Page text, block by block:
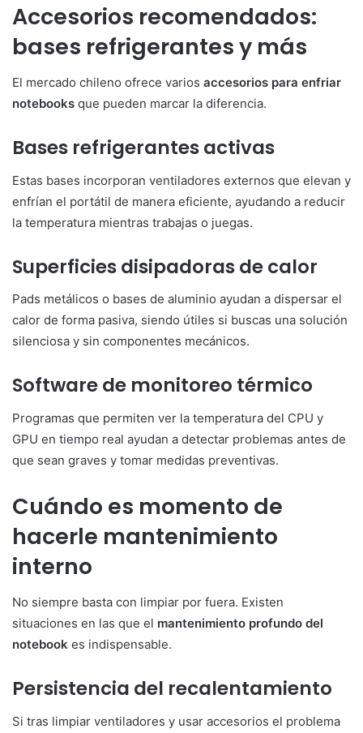
Accesorios recomendados:
bases refrigerantes y más
El mercado chileno ofrece varios accesorios para enfriar
notebooks que pueden marcar la diferencia.
Bases refrigerantes activas
Estas bases incorporan ventiladores externos que elevan y
enfrían el portátil de manera eficiente, ayudando a reducir
la temperatura mientras trabajas o juegas.
Superficies disipadoras de calor
Pads metálicos o bases de aluminio ayudan a dispersar el
calor de forma pasiva, siendo útiles si buscas una solución
silenciosa y sin componentes mecánicos.
Software de monitoreo térmico
Programas que permiten ver la temperatura del CPU y
GPU en tiempo real ayudan a detectar problemas antes de
que sean graves y tomar medidas preventivas.
Cuándo es momento de
hacerle mantenimiento
interno
No siempre basta con limpiar por fuera. Existen
situaciones en las que el mantenimiento profundo del
notebook es indispensable.
Persistencia del recalentamiento
Si tras limpiar ventiladores y usar accesorios el problema